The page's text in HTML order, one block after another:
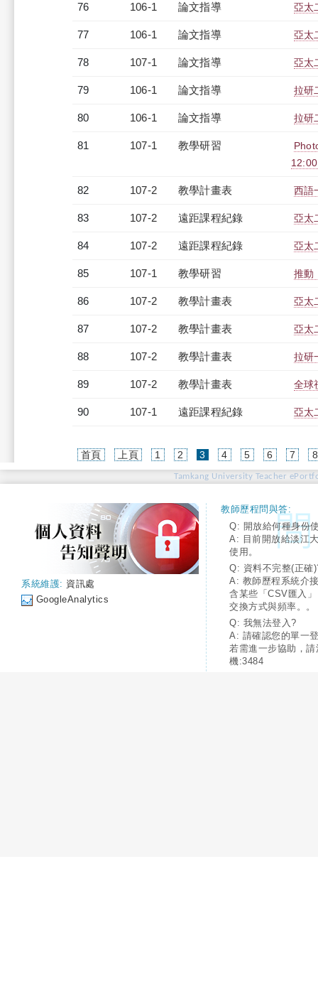
76 106-1 論文指導 亞太
77 106-1 論文指導 亞太
78 107-1 論文指導 亞太
79 106-1 論文指導 拉研
80 106-1 論文指導 拉研
81 107-1 教學研習
82 107-2 教學計畫表 西語
83 107-2 遠距課程紀錄 亞太
84 107-2 遠距課程紀錄 亞太
85 107-1 教學研習 推動
86 107-2 教學計畫表 亞太
87 107-2 教學計畫表 亞太
88 107-2 教學計畫表 拉研
89 107-2 教學計畫表 全球
90 107-1 遠距課程紀錄 亞太
首頁 上頁 1 2 3 (current)
4 5 6 7 8
Tamkang University Teacher
系統維護: 資訊處
GoogleAnalytics
教師歷程問與答:
Q: 開放給何種身份
A: 目前開放給淡江
使用。
Q: 資料不完整(正確
A: 教師歷程系統介
含某些「CSV匯入
交換方式與頻率。。
Q: 我無法登入?
A: 請確認您的單一
若需進一步協助，
機:3484